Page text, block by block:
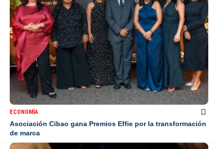
ECONOMÍA
Asociación Cibao gana Premios Effie por la transformación
de marca